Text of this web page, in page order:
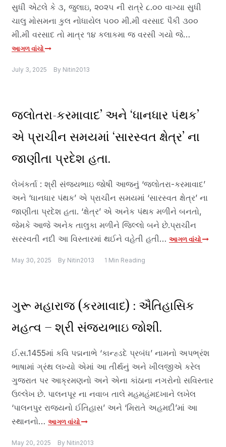
સુધી એટલે કે ૩, જુલાઇ, ૨૦૨૫ ની રાત્રે ૮.૦૦ વાગ્યા સુધી
ચાલુ મોસમના કુલ નોધાયેલ ૫૦૦ મી.મી વરસાદ પૈકી ૩૦૦
મી.મી વરસાદ તો માત્ર ૧૪ કલાકમા જ વરસી ગયો જે…
આગળ વાંચો
July 3, 2025 By Nitin2013
જલોતરા-કરમાવાદ’ અને ‘ધાનધાર પંથક’
એ પ્રાચીન સમયમાં ‘સારસ્વત ક્ષેત્ર’ ના
જાણીતા પ્રદેશ હતા.
લેખંકર્તા : શ્રી સંજયભાઇ જોષી આજનું ‘જલોતરા-કરમાવાદ’
અને ‘ધાનધાર પંથક’ એ પ્રાચીન સમયમાં ‘સારસ્વત ક્ષેત્ર’ ના
જાણીતા પ્રદેશ હતા. ‘ક્ષેત્ર’ એ અનેક પંથક મળીને બનતો,
જેમકે આજે અનેક તાલુકા મળીને જિલ્લો બને છે.પ્રાચીન
સરસ્વતી નદી આ વિસ્તારમાં થઈને વહેતી હતી… આગળ વાંચો
May 30, 2025 By Nitin2013 1 Min Reading
ગુરૂ મહારાજ (કરમાવાદ) : ઐતિહાસિક
મહત્વ – શ્રી સંજયભાઇ જોશી.
ઈ.સ.1455માં કવિ પદ્મનાભે ‘કાન્હ્ડદે પ્રબંધ’ નામનો અપભ્રંશ
ભાષામાં ગ્રંથ લખ્યો એમાં આ તીર્થનું અને ખીલજીએ કરેલ
ગુજરાત પર આક્રમણનો અને એના કાંઠાના નગરોનો સવિસ્તાર
ઉલ્લેખ છે. પાલનપૂર ના નવાબ તાલે મહમહંમદખાને લખેલ
‘પાલનપુર રાજ્યનો ઈતિહાસ’ અને ‘મિરાતે અહમદી’માં આ
સ્થાનનો… આગળ વાંચો
May 20, 2025 By Nitin2013